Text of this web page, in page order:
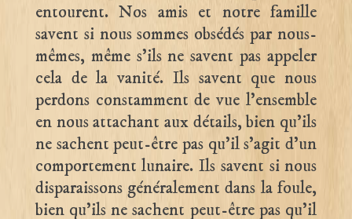
entourent. Nos amis et notre famille
savent si nous sommes obsédés par nous-
mêmes, même s’ils ne savent pas appeler
cela de la vanité. Ils savent que nous
perdons constamment de vue l’ensemble
en nous attachant aux détails, bien qu’ils
ne sachent peut-être pas qu’il s’agit d’un
comportement lunaire. Ils savent si nous
disparaissons généralement dans la foule,
bien qu’ils ne sachent peut-être pas qu’il